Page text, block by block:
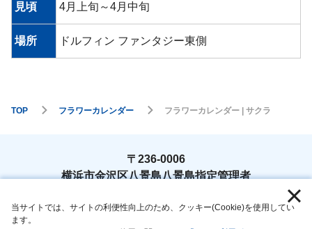
見頃 4月上旬～4月中旬
場所 ドルフィン ファンタジー東側
TOP フラワーカレンダー フラワーカレンダー | サクラ
当サイトでは、サイトの利便性向上のため、クッキー(Cookie)を使用してい
ます。
〒236-0006
横浜市金沢区八景島八景島指定管理者